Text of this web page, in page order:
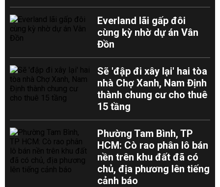
Everland lãi gấp đôi
cùng kỳ nhờ dự án Vân
Đồn
Sẽ 'đập đi xây lại' hai tòa
nhà Chợ Xanh, Nam Định
thành chung cư cho thuê
15 tầng
Phường Tam Bình, TP
HCM: Cò rao phân lô bán
nền trên khu đất đã có
chủ, địa phương lên tiếng
cảnh báo